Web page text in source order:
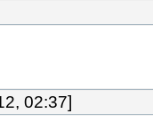
02:37]